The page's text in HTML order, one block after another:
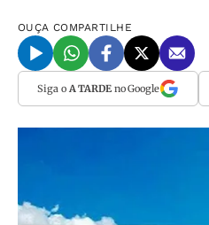
OUÇA COMPARTILHE
Siga o A TARDEno Google